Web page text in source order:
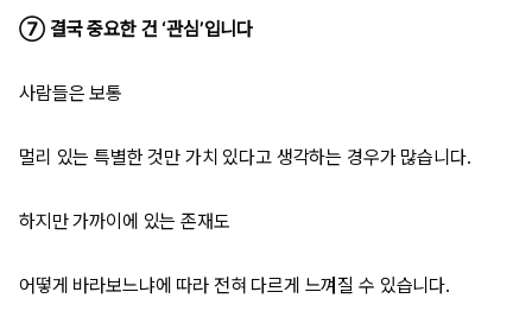
⑦ 결국 중요한 건 ‘관심’입니다
사람들은 보통
멀리 있는 특별한 것만 가치 있다고 생각하는 경우가 많습니다.
하지만 가까이에 있는 존재도
어떻게 바라보느냐에 따라 전혀 다르게 느껴질 수 있습니다.